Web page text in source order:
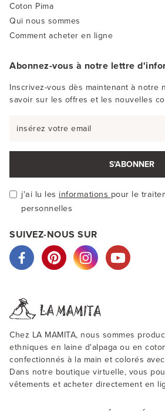
Coton Pima
Qui nous sommes
Comment acheter en ligne
Abonnez-vous à notre lettre
Inscrivez-vous dès maintenant à notre
savoir sur les offres et les nouvelles
S'ABONNER
j'ai lu les informations pour le
personnelles
SUIVEZ-NOUS SUR
Chez LA MAMITA, nous sommes
ethniques en laine d'alpaga ou en
confectionnés à la main et colorés
Dans notre boutique virtuelle, vous
vêtements et acheter directement en